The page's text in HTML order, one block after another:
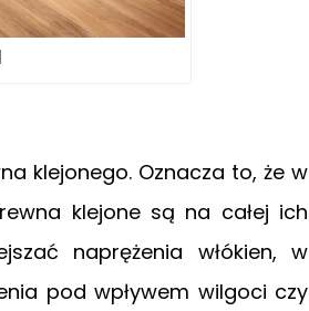
klejonego. Oznacza to, że w
klejone są na całej ich
naprężenia włókien, w
pod wpływem wilgoci czy